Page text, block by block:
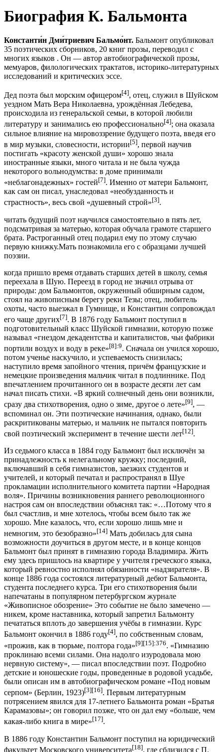
Биография К. Бальмонта
Константи́н Дми́триевич Бальмо́нт. Бальмонт опубликовал
35 поэтических сборников, 20 книг прозы, переводил с
многих языков . Он — автор автобиографической прозы,
мемуаров, филологических трактатов, историко-литературных
исследований и критических эссе.
Дед поэта был морским офицером[4], отец, служил в Шуйском
уездном Мать Вера Николаевна, урождённая Лебедева,
происходила из генеральской семьи, в которой любили
литературу и занимались ею профессионально[4]; она оказала
сильное влияние на мировоззрение будущего поэта, введя его
в мир музыки, словесности, истории[5], первой научив
постигать «красоту женской души» хорошо знала
иностранные языки, много читала и не была чужда
некоторого вольнодумства: в доме принимали
«неблагонадежных» гостей[7]. Именно от матери Бальмонт,
как сам он писал, унаследовал «необузданность и
страстность», весь свой «душевный строй»[3].
читать будущий поэт научился самостоятельно в пять лет,
подсматривая за матерью, которая обучала грамоте старшего
брата. Растроганный отец подарил ему по этому случаю
первую книжку.Мать познакомила его с образцами лучшей
поэзии.
когда пришло время отдавать старших детей в школу, семья
переехала в Шую. Переезд в город не значил отрыва от
природы: дом Бальмонтов, окруженный обширным садом,
стоял на живописным берегу реки Тезы; отец, любитель
охоты, часто выезжал в Гумнище, и Константин сопровождал
его чаще других[7]. В 1876 году Бальмонт поступил в
подготовительный класс Шуйской гимназии, которую позже
называл «гнездом декадентства и капиталистов, чьи фабрики
портили воздух и воду в реке»[8]:9. Сначала он учился хорошо,
потом ученье наскучило, и успеваемость снизилась;
наступило время запойного чтения, причём французские и
немецкие произведения мальчик читал в подлиннике. Под
впечатлением прочитанного он в возрасте десяти лет сам
начал писать стихи. «В яркий солнечный день они возникли,
сразу два стихотворения, одно о зиме, другое о лете»[9], —
вспоминал он. Эти поэтические начинания, однако, были
раскритикованы матерью, и мальчик не пытался повторить
свой поэтический эксперимент в течение шести лет[12].
Из седьмого класса в 1884 году Бальмонт был исключён за
принадлежность к нелегальному кружку; последний,
включавший в себя гимназистов, заезжих студентов и
учителей, и который печатал и распространял в Шуе
прокламации исполнительного комитета партии «Народная
воля». Причины возникновения раннего революционного
настроя сам он впоследствии объяснял так: «…Потому что я
был счастлив, и мне хотелось, чтобы всем было так же
хорошо. Мне казалось, что, если хорошо лишь мне и
немногим, это безобразно»[14] Мать добилась для сына
возможности доучиться в другом месте, и в конце концов
Бальмонт был принят в гимназию города Владимира. Жить
ему здесь пришлось на квартире у учителя греческого языка,
который ревностно исполнял обязанности «надзирателя». В
конце 1886 года состоялся литературный дебют Бальмонта,
студента последнего курса. Три его стихотворения были
напечатаны в популярном петербургском журнале
«Живописное обозрение» Это событие не было замечено —
никем, кроме наставника, который запретил Бальмонту
печататься вплоть до завершения учёбы в гимназии. Курс
Бальмонт окончил в 1886 году[4], по собственным словам,
«прожив, как в тюрьме, полтора года»[9][15]:376. «Гимназию
проклинаю всеми силами. Она надолго изуродовала мою
нервную систему», — писал впоследствии поэт. Подробно
детские и юношеские годы, проведенные в родовой усадьбе,
были описан им в автобиографическом романе «Под новым
серпом» (Берлин, 1923)[3][16]. Первым литературным
потрясением явился для 17-летнего Бальмонта роман «Братья
Карамазовы»; он говорил позже, что он дал ему «больше, чем
какая-либо книга в мире»[17].
В 1886 году Константин Бальмонт поступил на юридический
факультет Московского университета[18], где сблизился с П.